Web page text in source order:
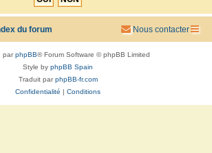
h
du forum Nous contacter
parphpBB® Forum Software © phpBB Limited
Style by phpBB Spain
Traduit parphpBB-fr.com
Confidentialité | Conditions